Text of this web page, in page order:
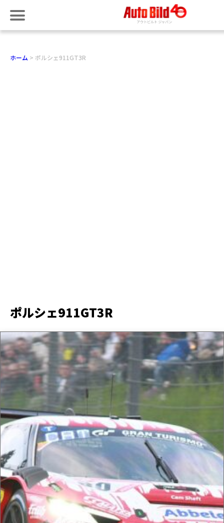
ホーム ポルシェ911GT3R
ポルシェ911GT3R